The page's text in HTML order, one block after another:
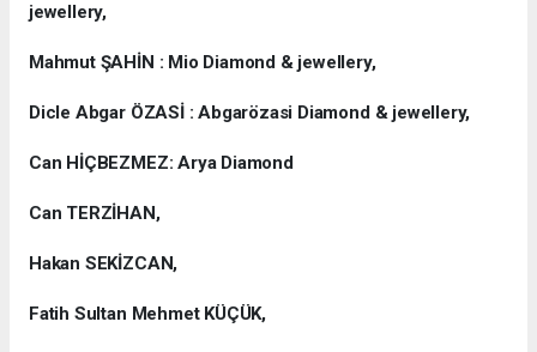
jewellery,
Mahmut ŞAHİN : Mio Diamond & jewellery,
Dicle Abgar ÖZASİ : Abgarözasi Diamond & jewellery,
Can HİÇBEZMEZ: Arya Diamond
Can TERZİHAN,
Hakan SEKİZCAN,
Fatih Sultan Mehmet KÜÇÜK,